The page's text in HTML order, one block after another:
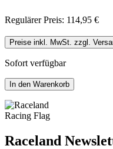
Regulärer Preis: 114,95 €
Preise inkl. MwSt. zzgl.
Sofort verfügbar
In den Warenkorb
Raceland